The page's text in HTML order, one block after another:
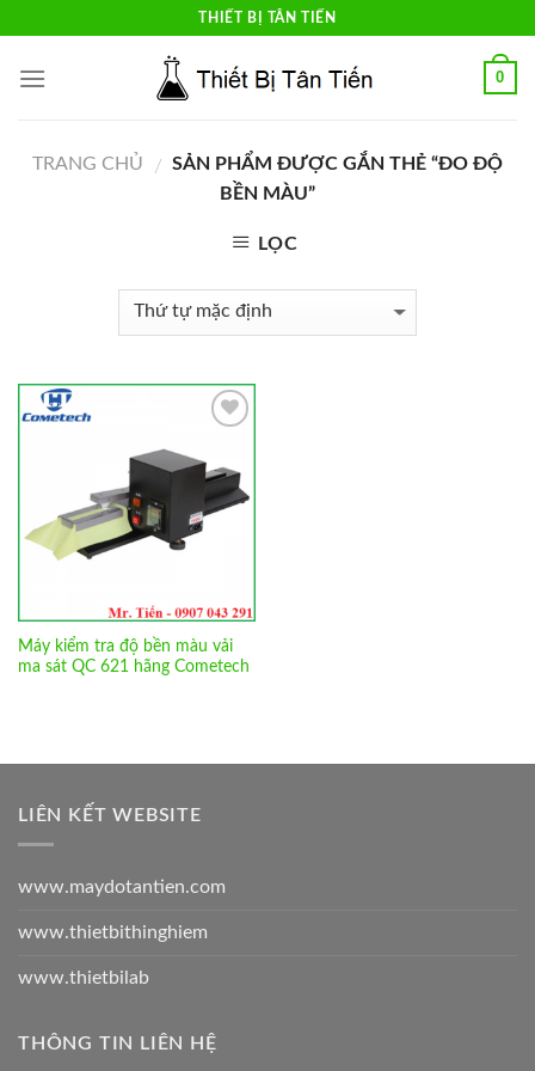
content
THIẾT BỊ TÂN TIẾN
0
TRANG CHỦ / SẢN PHẨM ĐƯỢC GẮN THẺ “ĐO ĐỘ
BỀN MÀU”
LỌC
Wishlist
Máy kiểm tra độ bền màu vải
ma sát QC 621 hãng Cometech
LIÊN KẾT WEBSITE
www.maydotantien.com
www.thietbithinghiem
www.thietbilab
THÔNG TIN LIÊN HỆ